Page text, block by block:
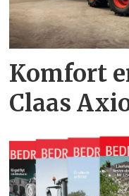
Komfort
Claas